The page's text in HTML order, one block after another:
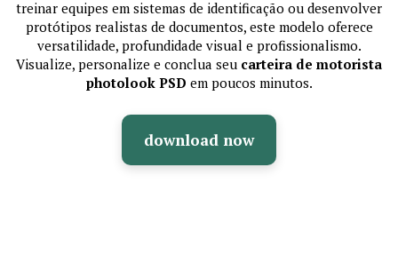
treinar equipes em sistemas de identificação ou desenvolver
protótipos realistas de documentos, este modelo oferece
versatilidade, profundidade visual e profissionalismo.
Visualize, personalize e conclua seu carteira de motorista
photolook PSD em poucos minutos.
download now